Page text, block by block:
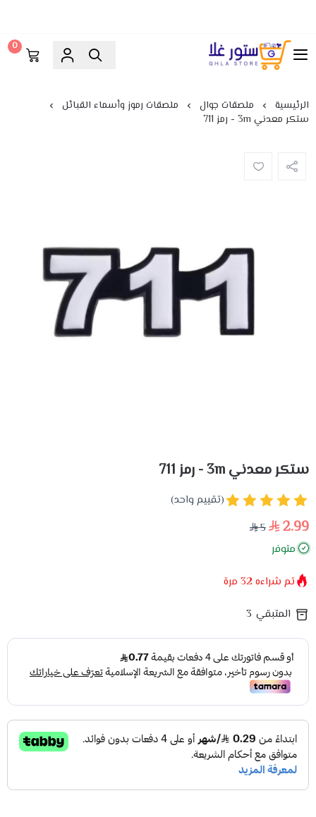
ستور غلا
0
الرئيسية ملصقات جوال
ملصقات رموز وأسماء القبائل
ستكر معدني 3m - رمز 711
ستكر معدني 3m - رمز 711
(تقييم واحد)
2.99
5
متوفر
تم شراءه 32 مرة
المتبقي 3